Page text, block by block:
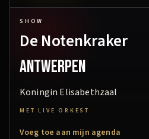
SHOW
De Notenkraker
Antwerpen
Koningin Elisabethzaal
MET LIVE ORKEST
Voeg toe aan mijn agenda